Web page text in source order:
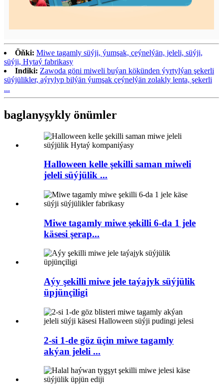
Öňki: Miwe tagamly süýji, ýumşak, çeýnelýän, jeleli, süýji,
süýji, Hytaý fabrikasy
Indiki: Zawoda göni miweli buýan kökünden ýyrtylýan şekerli
süýjülikler, aýrylyp bilýän ýumşak çeýnelýän zolakly lenta, şekerli
...
baglanyşykly önümler
Halloween kelle şekilli saman miweli
jeleli süýjülik ...
Miwe tagamly miwe şekilli 6-da 1 jele
käsesi şerap...
Aýy şekilli miwe jele taýajyk süýjülik
üpjünçiligi
2-si 1-de göz üçin miwe tagamly
akýan jeleli ...